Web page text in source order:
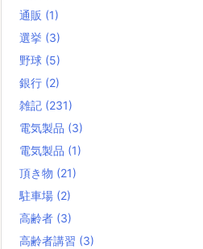
通販 (1)
選挙 (3)
野球 (5)
銀行 (2)
雑記 (231)
電気製品 (3)
電気製品 (1)
頂き物 (21)
駐車場 (2)
高齢者 (3)
高齢者講習 (3)